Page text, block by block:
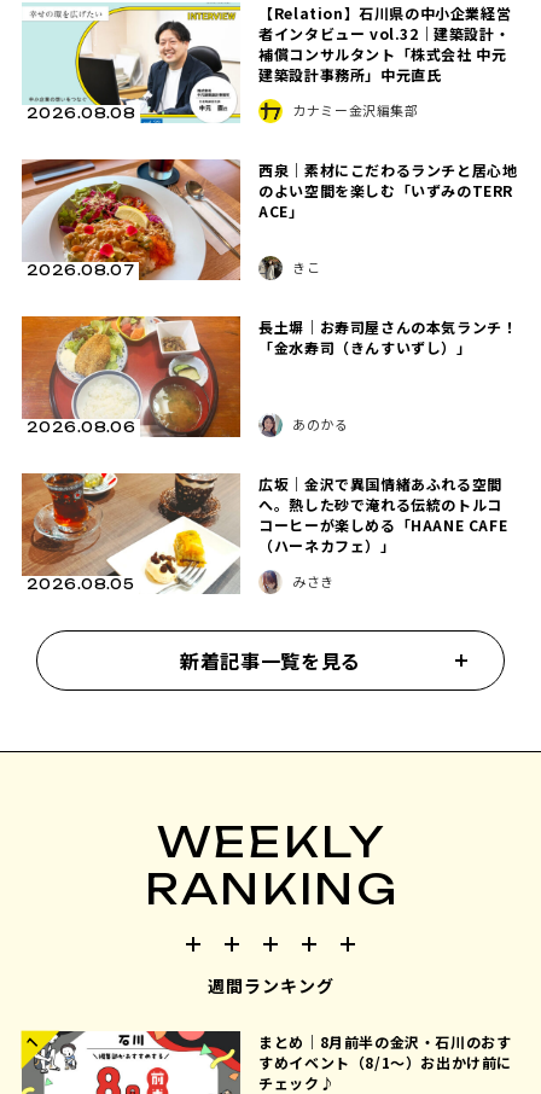
2026.08.08
【Relation】石川県の中小企業経営
者インタビュー vol.32｜建築設計・
補償コンサルタント「株式会社 中元
建築設計事務所」中元直氏
カナミー金沢編集部
2026.08.07
西泉｜素材にこだわるランチと居心地
のよい空間を楽しむ「いずみのTERR
ACE」
きこ
2026.08.06
長土塀｜お寿司屋さんの本気ランチ！
「金水寿司（きんすいずし）」
あのかる
2026.08.05
広坂｜金沢で異国情緒あふれる空間
へ。熱した砂で淹れる伝統のトルコ
コーヒーが楽しめる「HAANE CAFE
（ハーネカフェ）」
みさき
新着記事一覧を見る
WEEKLY
RANKING
週間ランキング
1
まとめ｜8月前半の金沢・石川のおす
すめイベント（8/1〜）お出かけ前に
チェック♪